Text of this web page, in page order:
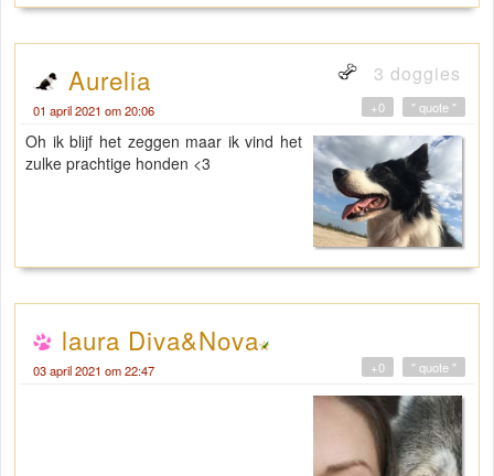
Aurelia 3 doggies
01 april 2021 om 20:06 " quote "
+0
Oh ik blijf het zeggen maar ik vind het
zulke prachtige honden <3
laura Diva&Nova
03 april 2021 om 22:47 " quote "
+0